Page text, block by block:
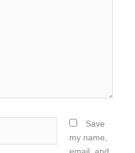
Save
my name,